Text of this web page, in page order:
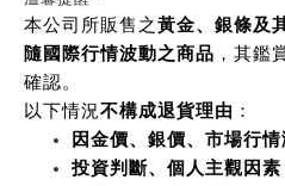
本公司所販售之黃金、銀條及
隨國際行情波動之商品 ，其鑑
確認。
以下情況不構成退貨理由 ：
因金價、銀價、市場行情
投資判斷、個人主觀因素